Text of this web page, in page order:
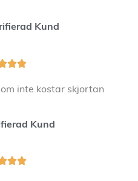
Kund

inte kostar skjortan
Kund
